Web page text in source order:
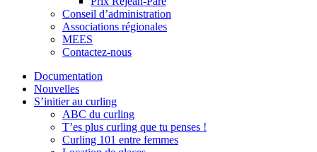
Conseil d’administration
Associations régionales
MEES
Contactez-nous
Documentation
Nouvelles
S’initier au curling
ABC du curling
T’es plus curling que tu penses !
Curling 101 entre femmes